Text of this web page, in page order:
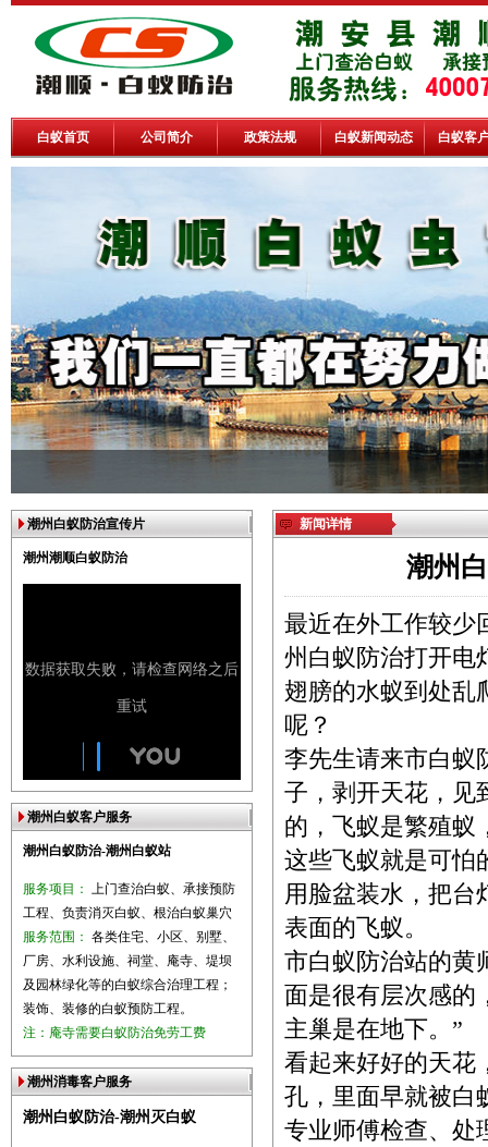
白蚁首页 公司简介 政策法规 白蚁新闻动态 白蚁客
潮州白蚁防治宣传片
潮州潮顺白蚁防治
潮州白蚁客户服务
潮州白蚁防治-潮州白蚁站
服务项目： 上门查治白蚁、承接预防
工程、负责消灭白蚁、根治白蚁巢穴
服务范围： 各类住宅、小区、别墅、
厂房、水利设施、祠堂、庵寺、堤坝
及园林绿化等的白蚁综合治理工程；
装饰、装修的白蚁预防工程。
注：庵寺需要白蚁防治免劳工费
潮州消毒客户服务
潮州白蚁防治-潮州灭白蚁
新闻详情
潮州
最近在外工作较少
州白蚁防治打开电
翅膀的水蚁到处乱
呢？
李先生请来市白蚁
子，剥开天花，见
的，飞蚁是繁殖蚁
这些飞蚁就是可怕
用脸盆装水，把台
表面的飞蚁。
市白蚁防治站的黄
面是很有层次感的
主巢是在地下。”
看起来好好的天花
孔，里面早就被白
专业师傅检查、处